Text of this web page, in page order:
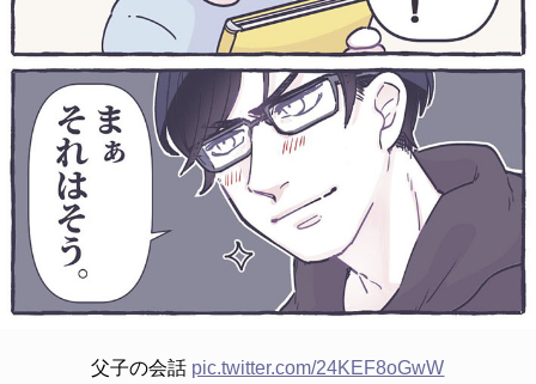
父子の会話 pic.twitter.com/24KEF8oGwW